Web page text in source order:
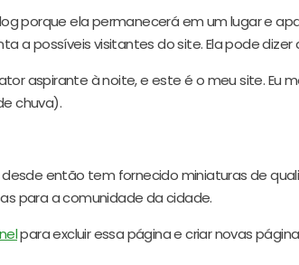
porque ela permanecerá em um lugar e
a possíveis visitantes do site. Ela pode dizer
aspirante à noite, e este é o meu site. Eu
chuva).
então tem fornecido miniaturas de
para a comunidade da cidade.
para excluir essa página e criar novas